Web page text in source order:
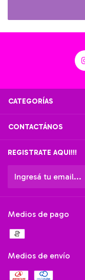
CATEGORÍAS
CONTACTÁNOS
REGISTRATE AQUI!!!
Medios de pago
Medios de envío